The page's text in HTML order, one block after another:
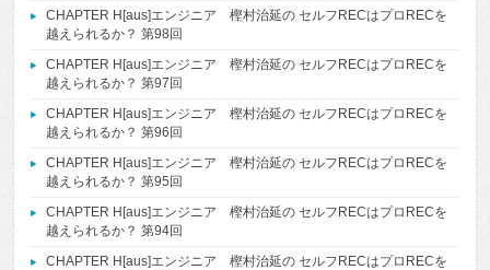
CHAPTER H[aus]エンジニア 樫村治延の セルフRECはプロRECを
越えられるか？ 第98回
CHAPTER H[aus]エンジニア 樫村治延の セルフRECはプロRECを
越えられるか？ 第97回
CHAPTER H[aus]エンジニア 樫村治延の セルフRECはプロRECを
越えられるか？ 第96回
CHAPTER H[aus]エンジニア 樫村治延の セルフRECはプロRECを
越えられるか？ 第95回
CHAPTER H[aus]エンジニア 樫村治延の セルフRECはプロRECを
越えられるか？ 第94回
CHAPTER H[aus]エンジニア 樫村治延の セルフRECはプロRECを